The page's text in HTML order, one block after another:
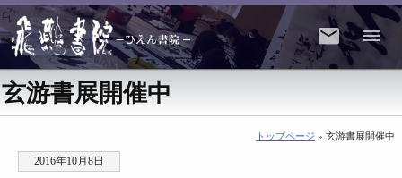
玄游書展開催中
トップページ » 玄游書展開催中
2016年10月8日